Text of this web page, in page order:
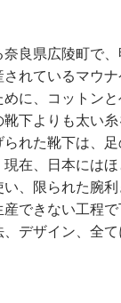
良県広陵町で、
れているマウ
に、コットン
下よりも太い
れた靴下は、
在、日本には
、限られた腕利
できない工程
デザイン、全